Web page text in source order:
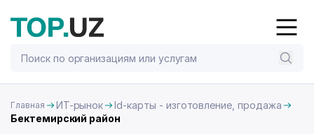
Главная ИТ-рынок
Id-карты - изготовление, продажа
Бектемирский район